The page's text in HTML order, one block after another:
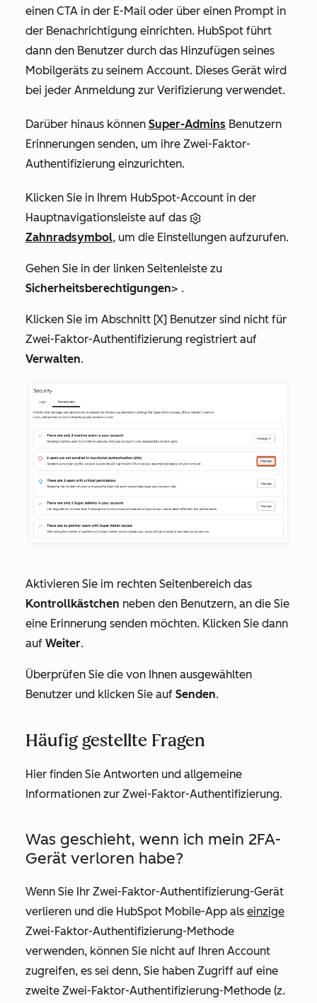
einen CTA in der E-Mail oder über einen Prompt in
der Benachrichtigung einrichten. HubSpot führt
dann den Benutzer durch das Hinzufügen seines
Mobilgeräts zu seinem Account. Dieses Gerät wird
bei jeder Anmeldung zur Verifizierung verwendet.
Darüber hinaus können Super-Admins Benutzern
Erinnerungen senden, um ihre Zwei-Faktor-
Authentifizierung einzurichten.
Klicken Sie in Ihrem HubSpot-Account in der
Hauptnavigationsleiste auf das
Zahnradsymbol, um die Einstellungen aufzurufen.
Gehen Sie in der linken Seitenleiste zu
Sicherheitsberechtigungen> .
Klicken Sie im Abschnitt [X] Benutzer sind nicht für
Zwei-Faktor-Authentifizierung registriert auf
Verwalten.
Aktivieren Sie im rechten Seitenbereich das
Kontrollkästchen neben den Benutzern, an die Sie
eine Erinnerung senden möchten. Klicken Sie dann
auf Weiter.
Überprüfen Sie die von Ihnen ausgewählten
Benutzer und klicken Sie auf Senden.
Häufig gestellte Fragen
Hier finden Sie Antworten und allgemeine
Informationen zur Zwei-Faktor-Authentifizierung.
Was geschieht, wenn ich mein 2FA-
Gerät verloren habe?
Wenn Sie Ihr Zwei-Faktor-Authentifizierung-Gerät
verlieren und die HubSpot Mobile-App als einzige
Zwei-Faktor-Authentifizierung-Methode
verwenden, können Sie nicht auf Ihren Account
zugreifen, es sei denn, Sie haben Zugriff auf eine
zweite Zwei-Faktor-Authentifizierung-Methode (z.